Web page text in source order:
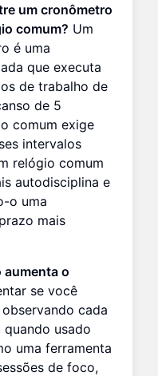
um cronômetro
comum? Um
é uma
que executa
de trabalho de
de 5
comum exige
intervalos
relógio comum
autodisciplina e
o uma
mais
aumenta o
se você
cada
usado
uma ferramenta
de foco,